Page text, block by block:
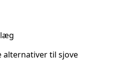
alternativer til sjove